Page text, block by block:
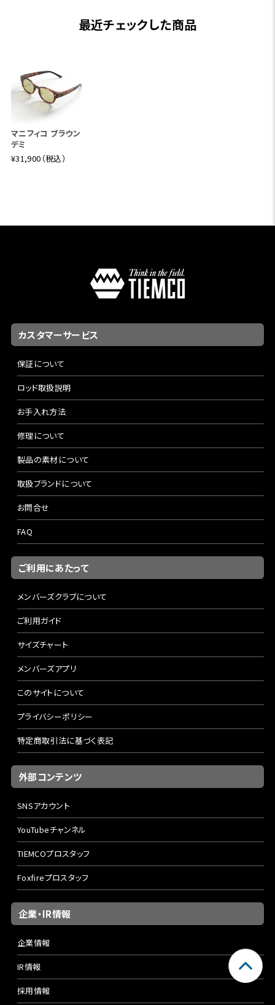
最近チェックした商品
マニフィコ ブラウン
デミ
¥31,900（税込）
カスタマーサービス
保証について
ロッド取扱説明
お手入れ方法
修理について
製品の素材について
取扱ブランドについて
お問合せ
FAQ
ご利用にあたって
メンバーズクラブについて
ご利用ガイド
サイズチャート
メンバーズアプリ
このサイトについて
プライバシーポリシー
特定商取引法に基づく表記
外部コンテンツ
SNSアカウント
YouTubeチャンネル
TIEMCOプロスタッフ
Foxfireプロスタッフ
企業・IR情報
企業情報
IR情報
採用情報